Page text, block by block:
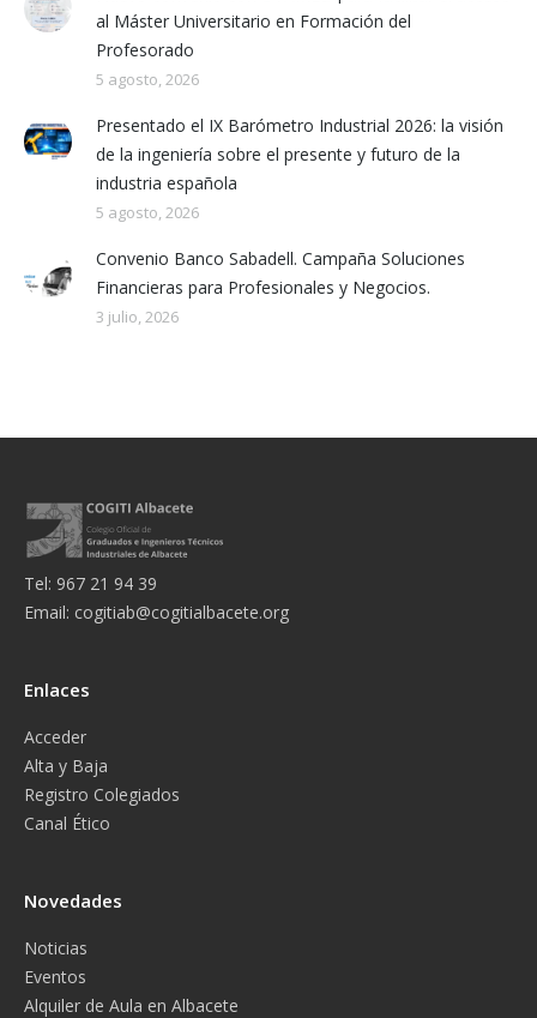
al Máster Universitario en Formación del
Profesorado
5 agosto, 2026
Presentado el IX Barómetro Industrial 2026: la visión
de la ingeniería sobre el presente y futuro de la
industria española
5 agosto, 2026
Convenio Banco Sabadell. Campaña Soluciones
Financieras para Profesionales y Negocios.
3 julio, 2026
Tel: 967 21 94 39
Email: cogitiab@cogitialbacete.org
Enlaces
Acceder
Alta y Baja
Registro Colegiados
Canal Ético
Novedades
Noticias
Eventos
Alquiler de Aula en Albacete